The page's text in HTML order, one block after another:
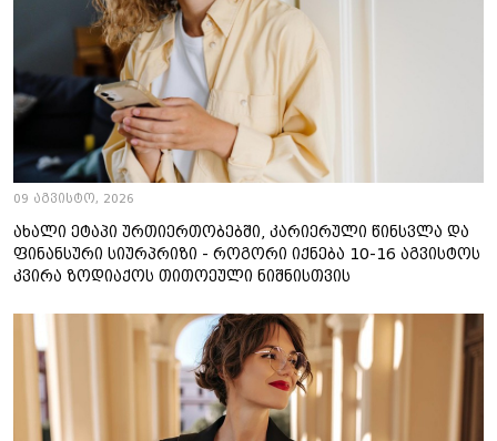
09 აგვისტო, 2026
ახალი ეტაპი ურთიერთობებში, კარიერული წინსვლა და
ფინანსური სიურპრიზი - როგორი იქნება 10-16 აგვისტოს
კვირა ზოდიაქოს თითოეული ნიშნისთვის